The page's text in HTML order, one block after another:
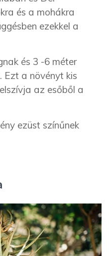
és a mohákra
ezekkel a
és 3 -6 méter
Ezt a növényt kis
az esőből a
ezüst színűnek